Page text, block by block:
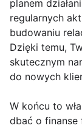
planem
regularnych
budowaniu
Dzięki temu,
skutecznym
do nowych
W końcu to
dbać o finanse